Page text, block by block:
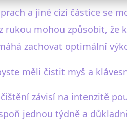
a jiné cizí částice se
rukou mohou způsobit, že
zachovat optimální
měli čistit myš a
čištění závisí na intenzitě
jednou týdně a